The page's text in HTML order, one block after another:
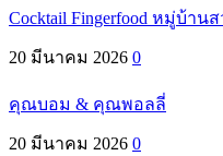
Cocktail Fingerfood หมู่บ้า
20 มีนาคม 2026 0
คุณบอม & คุณพอลลี่
20 มีนาคม 2026 0